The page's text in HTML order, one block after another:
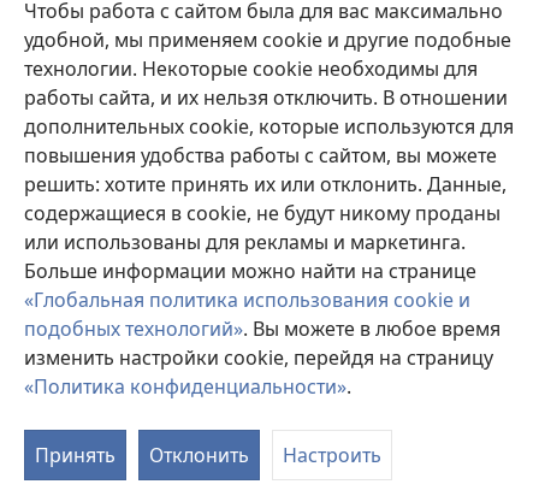
Чтобы работа с сайтом была для вас максимально
удобной, мы применяем cookie и другие подобные
технологии. Некоторые cookie необходимы для
работы сайта, и их нельзя отключить. В отношении
дополнительных cookie, которые используются для
повышения удобства работы с сайтом, вы можете
решить: хотите принять их или отклонить. Данные,
содержащиеся в cookie, не будут никому проданы
или использованы для рекламы и маркетинга.
Больше информации можно найти на странице
«Глобальная политика использования cookie и
подобных технологий». Вы можете в любое время
изменить настройки cookie, перейдя на страницу
«Политика конфиденциальности».
Принять Отклонить Настроить
в
новом
окне)
ОНЛАЙН-БИБЛИОТЕКА Сторожевой башни
(открывается
новом
окне)
JW Hub®
(открывается
в
новом
окне)
JW Library ®
Watchtower Library
Copyright© 2026 Watch Tower Bible and Tract Society of Pennsylvania.
УСЛОВИЯ ИСПОЛЬЗОВАНИЯ|ПОЛИТИКА
КОНФИДЕНЦИАЛЬНОСТИ
КОНФИДЕНЦИАЛЬНОСТИ